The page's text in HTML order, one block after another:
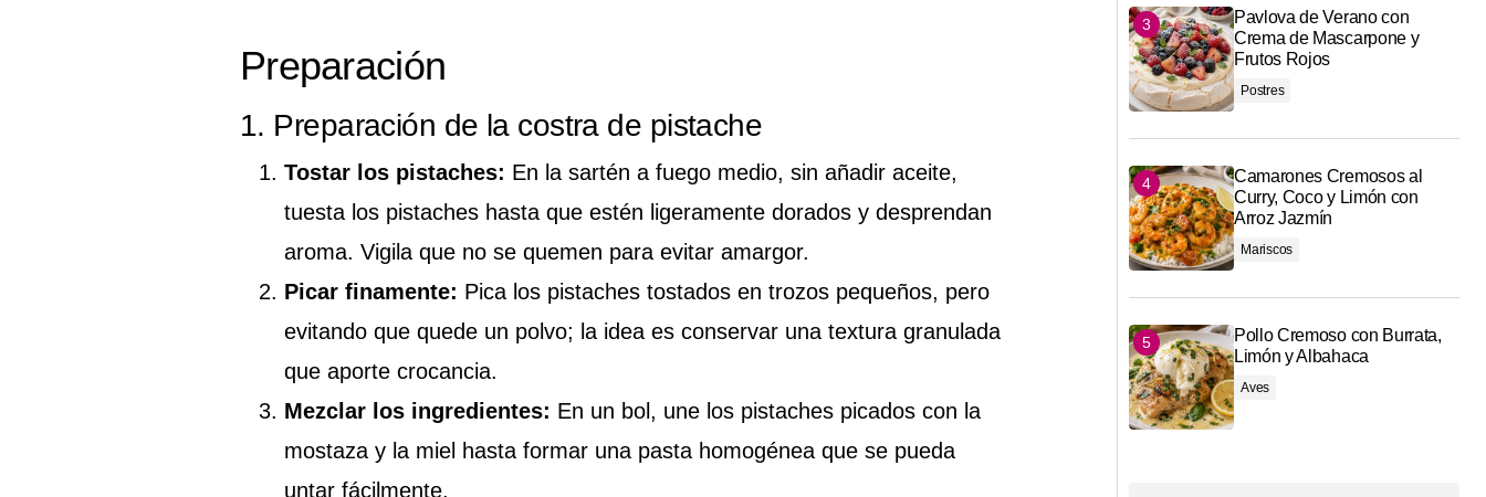
Preparación
1. Preparación de la costra de pistache
Tostar los pistaches: En la sartén a fuego medio, sin añadir aceite,
tuesta los pistaches hasta que estén ligeramente dorados y desprendan
aroma. Vigila que no se quemen para evitar amargor.
Picar finamente: Pica los pistaches tostados en trozos pequeños, pero
evitando que quede un polvo; la idea es conservar una textura granulada
que aporte crocancia.
Mezclar los ingredientes: En un bol, une los pistaches picados con la
mostaza y la miel hasta formar una pasta homogénea que se pueda
untar fácilmente.
Pavlova de Verano con
Crema de Mascarpone y
Frutos Rojos
Postres
Camarones Cremosos al
Curry, Coco y Limón con
Arroz Jazmín
Mariscos
Pollo Cremoso con Burrata,
Limón y Albahaca
Aves